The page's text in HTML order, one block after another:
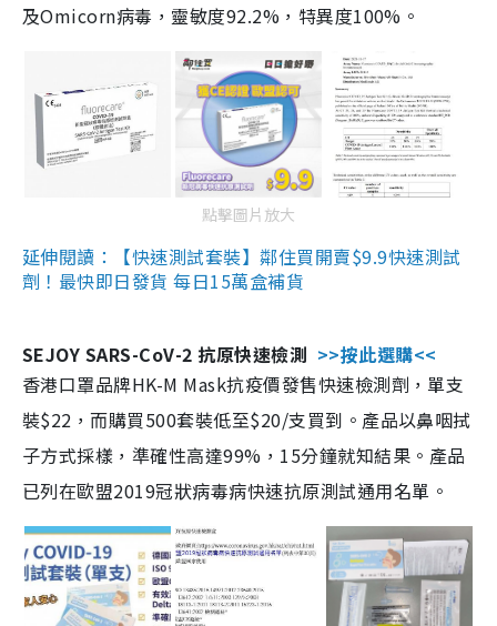
及Omicorn病毒，靈敏度92.2%，特異度100%。
點擊圖片放大
延伸閱讀：【快速測試套裝】鄰住買開賣$9.9快速測試
劑！最快即日發貨 每日15萬盒補貨
SEJOY SARS-CoV-2 抗原快速檢測 >>按此選購<<
香港口罩品牌HK-M Mask抗疫價發售快速檢測劑，單支
裝$22，而購買500套裝低至$20/支買到。產品以鼻咽拭
子方式採樣，準確性高達99%，15分鐘就知結果。產品
已列在歐盟2019冠狀病毒病快速抗原測試通用名單。